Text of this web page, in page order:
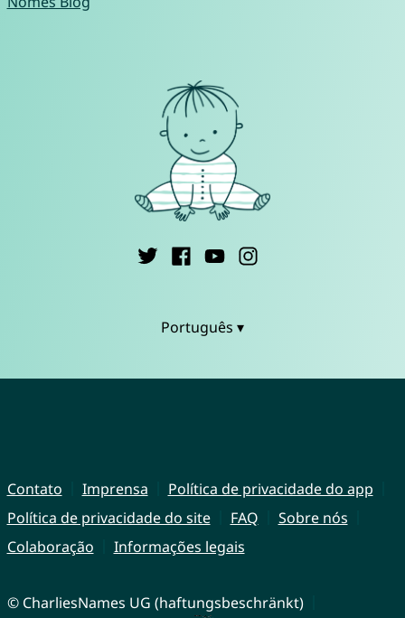
Português ▾
Contato Imprensa
Política de privacidade do app
Política de privacidade do site
FAQ
Sobre nós
Colaboração
Informações legais
© CharliesNames UG (haftungsbeschränkt)